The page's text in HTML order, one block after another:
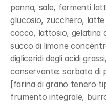
panna, sale, fermenti
glucosio, zucchero,
cocco, lattosio, gelatina
succo di limone
digliceridi degli acidi
conservante: sorbato di
[farina di grano tenero
frumento integrale,